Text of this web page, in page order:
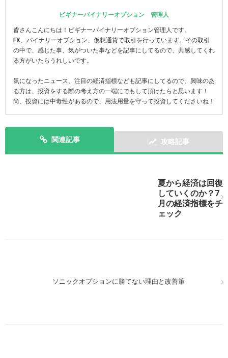
ビギナーバイナリーオプション 管理人
皆さんこんにちは！ビギナーバイナリーオプション管理人です。
FX、バイナリーオプション、仮想通貨で取引を行っています。その取引
の中で、感じた事、気がついた事などを記事にしてるので、共感してくれ
る方がいたらうれしいです。
気になったニュース、注目の経済指標なども記事にしてるので、興味のあ
る方は、投資をする際の考え方の一端にでもして頂けたらと思います！
尚、投資には中毒性があるので、用法用量を守って投資してくださいね！
関連記事 攻略記事
夏から経済は回復
していくのか？7
月の経済指標をチ
ェック
ソニックオプションに勝てない理由と改善策